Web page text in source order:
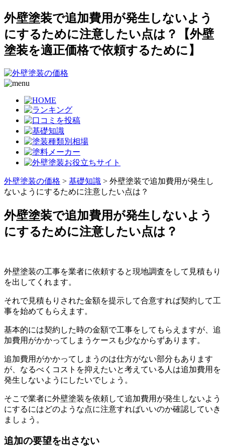
外壁塗装で追加費用が発生しないよう
にするために注意したい点は？【外壁
塗装を適正価格で依頼するために】
外壁塗装の価格 > 基礎知識 > 外壁塗装で追加費用が発生し
ないようにするために注意したい点は？
外壁塗装で追加費用が発生しないよう
にするために注意したい点は？
外壁塗装の工事を業者に依頼すると現地調査をして見積もり
を出してくれます。
それで見積もりされた金額を提示して合意すれば契約して工
事を始めてもらえます。
基本的には契約した時の金額で工事をしてもらえますが、追
加費用がかかってしまうケースも少なからずあります。
追加費用がかかってしまうのは仕方がない部分もあります
が、なるべくコストを抑えたいと考えている人は追加費用を
発生しないようにしたいでしょう。
そこで業者に外壁塗装を依頼して追加費用が発生しないよう
にするにはどのような点に注意すればいいのか確認していき
ましょう。
追加の要望を出さない